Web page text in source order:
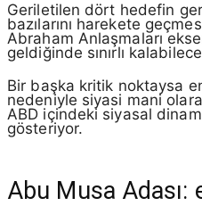
Geriletilen dört hedefin
bazılarını harekete
Abraham Anlaşmaları
geldiğinde sınırlı
Bir başka kritik noktaysa
nedeniyle siyasi mani
ABD içindeki siyasal
gösteriyor.
Abu Musa